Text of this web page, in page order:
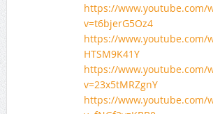
https://www.youtube.com/
v=t6bjerG5Oz4
https://www.youtube.com/
HTSM9K41Y
https://www.youtube.com/
v=23x5tMRZgnY
https://www.youtube.com/